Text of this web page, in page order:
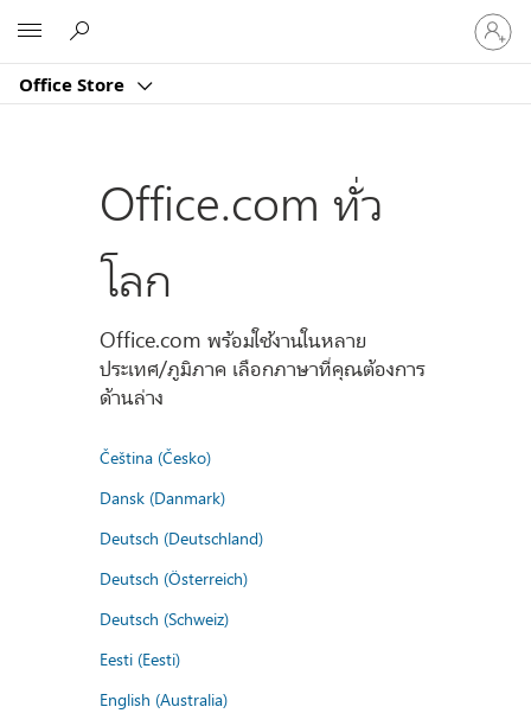
Office Store
ลงชื่อ
เข้า
บัญชี
Office.com ทั่ว
โลก
Office.com พร้อมใช้งานในหลาย
ประเทศ/ภูมิภาค เลือกภาษาที่คุณต้องการ
ด้านล่าง
Čeština (Česko)
Dansk (Danmark)
Deutsch (Deutschland)
Deutsch (Österreich)
Deutsch (Schweiz)
Eesti (Eesti)
English (Australia)